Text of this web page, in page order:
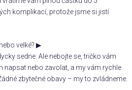
komplikací, protože jsme si jistí
velké? ▶
sedne. Ale nebojte se, tričko vám
napsat nebo zavolat, a my vám rychle
zbytečné obavy – my to zvládneme.